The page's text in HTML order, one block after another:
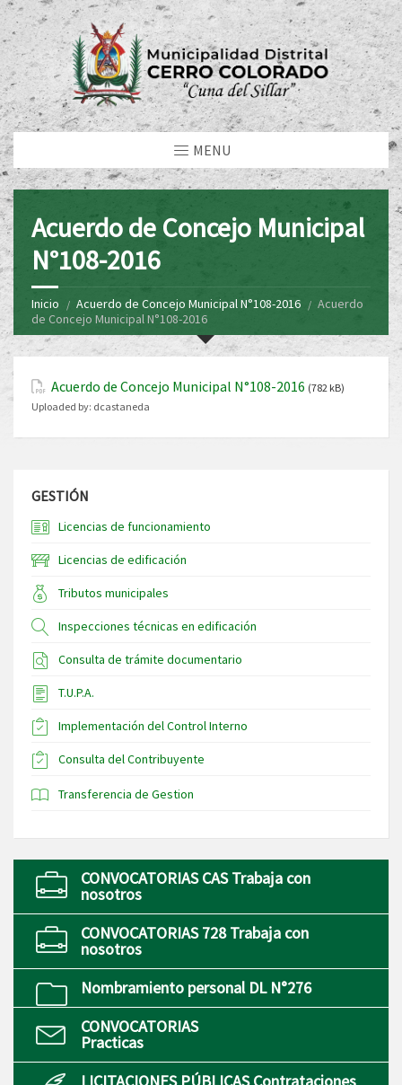
MENU
Acuerdo de Concejo Municipal
N°108-2016
Inicio Acuerdo de Concejo Municipal N°108-2016
Acuerdo
de Concejo Municipal N°108-2016
Acuerdo de Concejo Municipal N°108-2016 (782 kB)
Uploaded by: dcastaneda
GESTIÓN
Licencias de funcionamiento
Licencias de edificación
Tributos municipales
Inspecciones técnicas en edificación
Consulta de trámite documentario
T.U.P.A.
Implementación del Control Interno
Consulta del Contribuyente
Transferencia de Gestion
CONVOCATORIAS CAS Trabaja con
nosotros
CONVOCATORIAS 728 Trabaja con
nosotros
Nombramiento personal DL N°276
CONVOCATORIAS
Practicas